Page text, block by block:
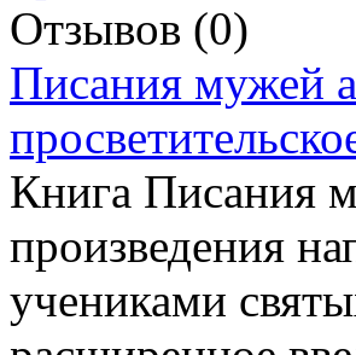
Отзывов (0)
Писания мужей
Книга Писания
произведения
учениками